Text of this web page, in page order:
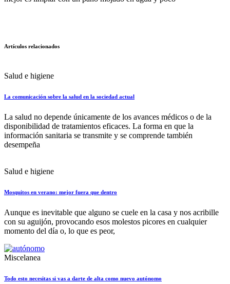
Artículos relacionados
Salud e higiene
La comunicación sobre la salud en la sociedad actual
La salud no depende únicamente de los avances médicos o de la
disponibilidad de tratamientos eficaces. La forma en que la
información sanitaria se transmite y se comprende también
desempeña
Salud e higiene
Mosquitos en verano: mejor fuera que dentro
Aunque es inevitable que alguno se cuele en la casa y nos acribille
con su aguijón, provocando esos molestos picores en cualquier
momento del día o, lo que es peor,
Miscelanea
Todo esto necesitas si vas a darte de alta como nuevo autónomo